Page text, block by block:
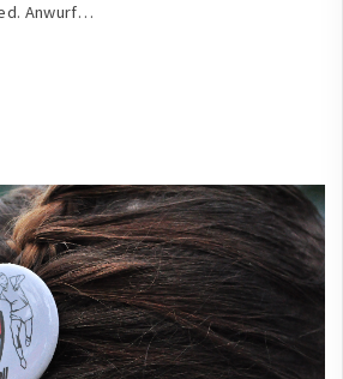
Anwurf…